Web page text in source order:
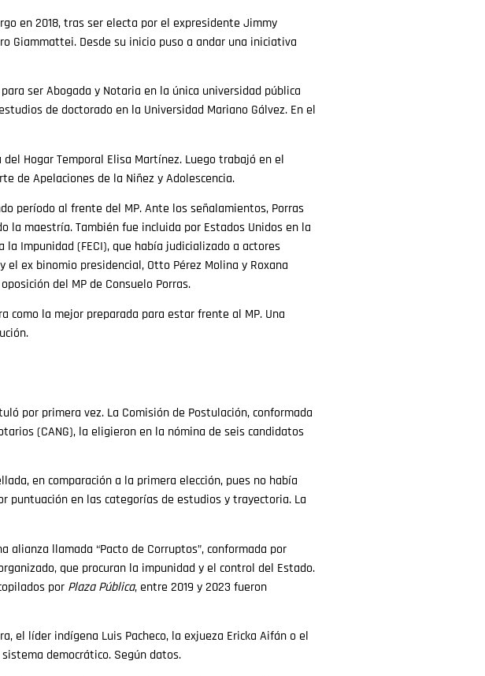
en 2018, tras ser electa por el expresidente Jimmy
Giammattei. Desde su inicio puso a andar una iniciativa
ser Abogada y Notaria en la única universidad pública
de doctorado en la Universidad Mariano Gálvez. En el
Hogar Temporal Elisa Martínez. Luego trabajó en el
de Apelaciones de la Niñez y Adolescencia.
período al frente del MP. Ante los señalamientos, Porras
la maestría. También fue incluida por Estados Unidos en la
Impunidad (FECI), que había judicializado a actores
ex binomio presidencial, Otto Pérez Molina y Roxana
del MP de Consuelo Porras.
como la mejor preparada para estar frente al MP. Una
por primera vez. La Comisión de Postulación, conformada
(CANG), la eligieron en la nómina de seis candidatos
en comparación a la primera elección, pues no había
puntuación en las categorías de estudios y trayectoria. La
llamada “Pacto de Corruptos”, conformada por
que procuran la impunidad y el control del Estado.
por Plaza Pública, entre 2019 y 2023 fueron
el líder indígena Luis Pacheco, la exjueza Ericka Aifán o el
democrático. Según datos.